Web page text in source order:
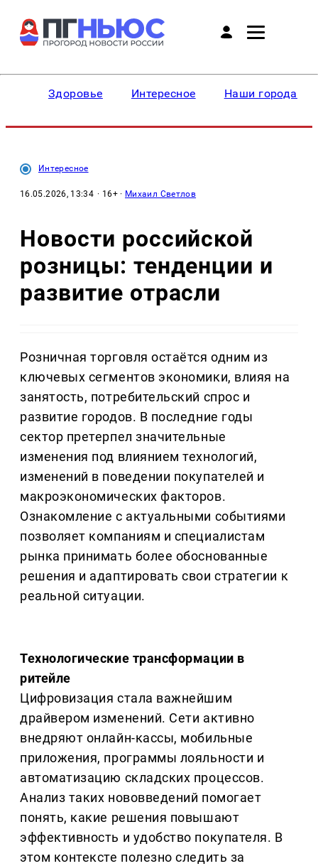
Здоровье Интересное Наши города
Интересное
16.05.2026, 13:34 · 16+ · Михаил Светлов
Новости российской
розницы: тенденции и
развитие отрасли
Розничная торговля остаётся одним из
ключевых сегментов экономики, влияя на
занятость, потребительский спрос и
развитие городов. В последние годы
сектор претерпел значительные
изменения под влиянием технологий,
изменений в поведении покупателей и
макроэкономических факторов.
Ознакомление с актуальными событиями
позволяет компаниям и специалистам
рынка принимать более обоснованные
решения и адаптировать свои стратегии к
реальной ситуации.
Технологические трансформации в
ритейле
Цифровизация стала важнейшим
драйвером изменений. Сети активно
внедряют онлайн-кассы, мобильные
приложения, программы лояльности и
автоматизацию складских процессов.
Анализ таких нововведений помогает
понять, какие решения повышают
эффективность и удобство покупателя. В
этом контексте полезно следить за